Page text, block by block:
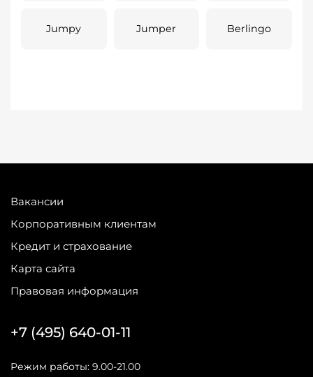
Jumpy Jumper Berlingo
Вакансии
Корпоративным клиентам
Кредит и страхование
Карта сайта
Правовая информация
+7 (495) 640-01-11
Режим работы: 9.00-21.00